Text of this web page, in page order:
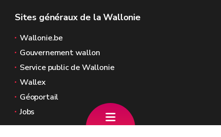
Sites généraux de la Wallonie
Wallonie.be
Gouvernement wallon
Service public de Wallonie
Wallex
Géoportail
Jobs